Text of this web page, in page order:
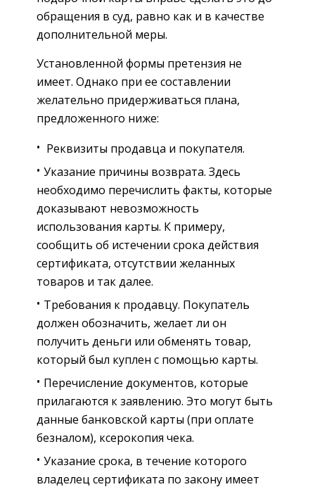
обращения в суд, равно как и в качестве
дополнительной меры.
Установленной формы претензия не
имеет. Однако при ее составлении
желательно придерживаться плана,
предложенного ниже:
Реквизиты продавца и покупателя.
Указание причины возврата. Здесь
необходимо перечислить факты, которые
доказывают невозможность
использования карты. К примеру,
сообщить об истечении срока действия
сертификата, отсутствии желанных
товаров и так далее.
Требования к продавцу. Покупатель
должен обозначить, желает ли он
получить деньги или обменять товар,
который был куплен с помощью карты.
Перечисление документов, которые
прилагаются к заявлению. Это могут быть
данные банковской карты (при оплате
безналом), ксерокопия чека.
Указание срока, в течение которого
владелец сертификата по закону имеет